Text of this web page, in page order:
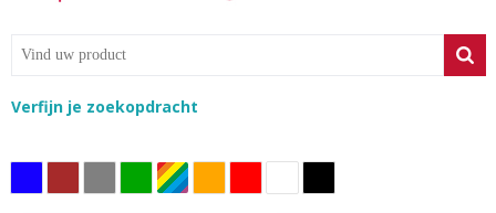
Verfijn je zoekopdracht